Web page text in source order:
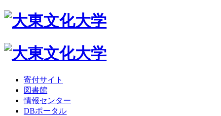
寄付サイト
図書館
情報センター
DBポータル